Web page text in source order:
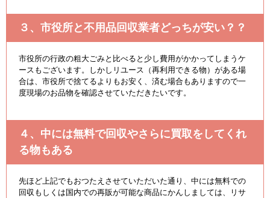
３、市役所と不用品回収業者どっちが安い？？
市役所の行政の粗大ごみと比べると少し費用がかかってしまうケ
ースもございます。しかしリユース（再利用できる物）がある場
合は、市役所で捨てるよりもお安く、済む場合もありますので一
度現場のお品物を確認させていただきたいです。
４、中には無料で回収やさらに買取をしてくれ
る物もある
先ほど上記でもおつたえさせていただいた通り、中には無料での
回収もしくは国内での再販が可能な商品にかんしましては、リサ